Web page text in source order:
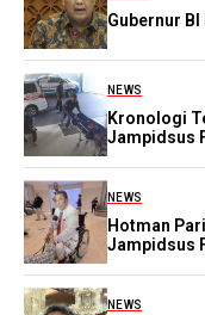
Gubernur
NEWS
Kronologi
Jampidsus
NEWS
Hotman
Jampidsus
NEWS